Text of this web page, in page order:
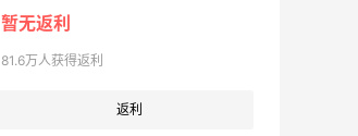
暂无返利
81.6万人获得返利
返利